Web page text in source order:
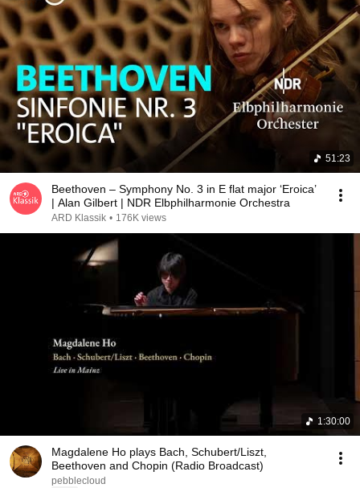
51:23
Beethoven – Symphony No. 3 in E flat major ‘Eroica’
| Alan Gilbert | NDR Elbphilharmonie Orchestra
ARD Klassik • 176K views
1:30:00
Magdalene Ho plays Bach, Schubert/Liszt,
Beethoven and Chopin (Radio Broadcast)
pebblecloud